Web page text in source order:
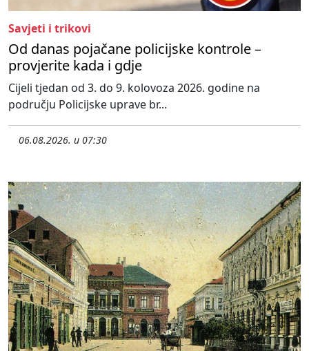
Savjeti i trikovi
Od danas pojačane policijske kontrole –
provjerite kada i gdje
Cijeli tjedan od 3. do 9. kolovoza 2026. godine na
području Policijske uprave br...
06.08.2026. u 07:30